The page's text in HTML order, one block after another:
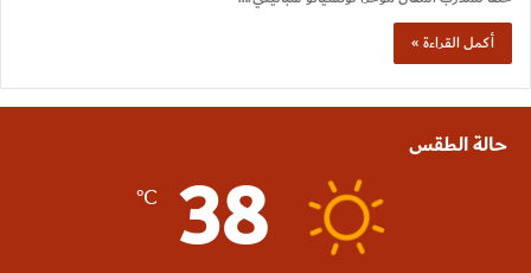
أكمل القراءة »
حالة الطقس
38
℃